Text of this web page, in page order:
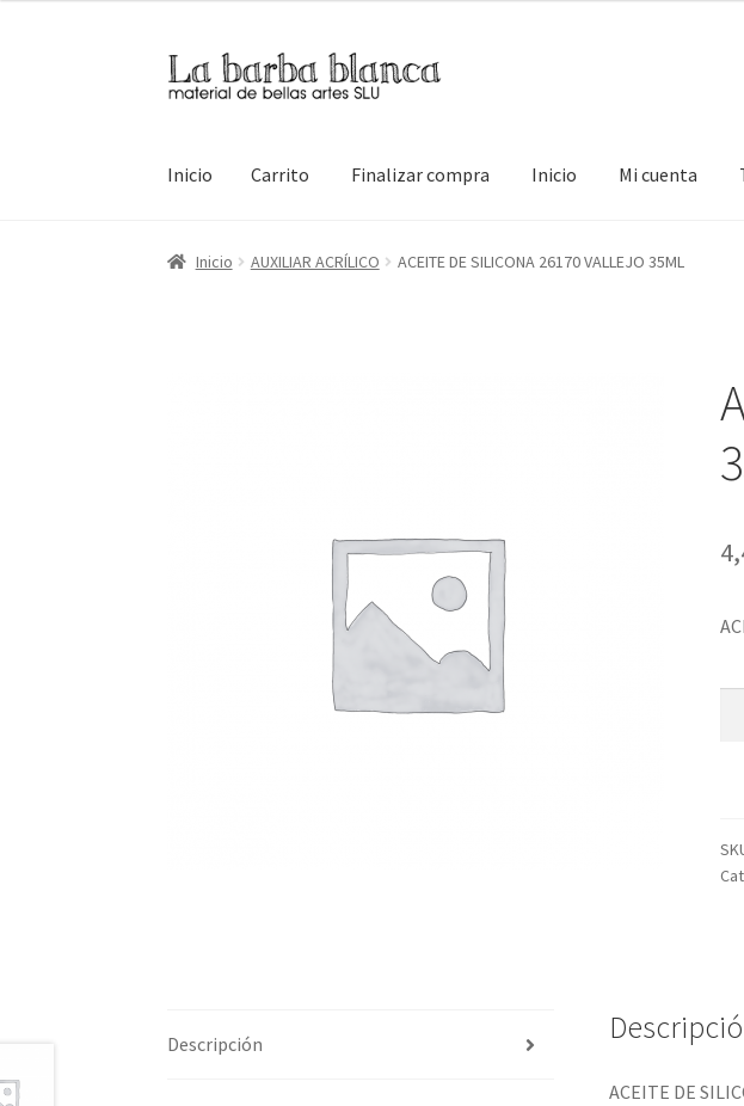
Ir
a
Ir
al
Inicio Carrito Finalizar compra Inicio Mi cuenta
Inicio CarritoFinalizar compraInicio Mi cuenta Tienda
Inicio AUXILIAR ACRÍLICO ACEITE DE SILICONA 26170 VALLEJO 35ML
Descripción
ACEITE DE